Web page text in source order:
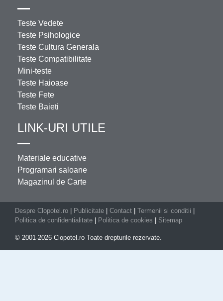
Teste Vedete
Teste Psihologice
Teste Cultura Generala
Teste Compatibilitate
Mini-teste
Teste Haioase
Teste Fete
Teste Baieti
LINK-URI UTILE
Materiale educative
Programari saloane
Magazinul de Carte
Despre Clopotel.ro Publicitate Contact Termenii si conditii
Politica de confidentialitate
Politica de cookies Sitemap
© 2001-2026 Clopotel.ro Toate drepturile rezervate.